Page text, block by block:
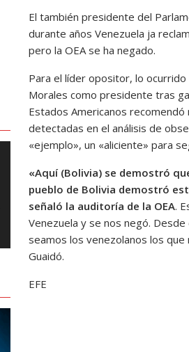
El también presidente del
durante años Venezuela ja
pero la OEA se ha negado.
Para el líder opositor, lo ocurrido
Morales como presidente tras
Estados Americanos
detectadas en el análisis de
«ejemplo», un «aliciente» para
«Aquí (Bolivia) se demostró
pueblo de Bolivia demostró
señaló la auditoría de la OEA.
Venezuela y se nos negó.
seamos los venezolanos los
Guaidó.
EFE